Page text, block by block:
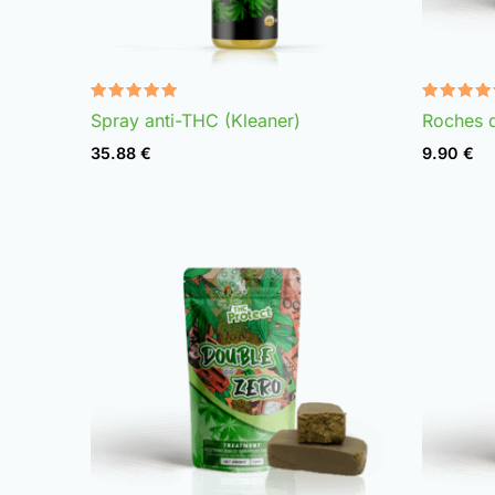
Note
4.75
Spray anti-THC (Kleaner)
35.88 €
Note
4.98
Roches
9.90 €